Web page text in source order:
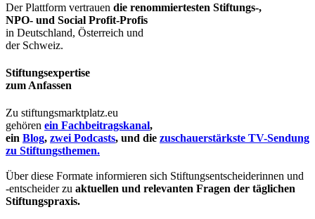
Der Plattform vertrauen die renommiertesten Stiftungs-,
NPO- und Social Profit-Profis
in Deutschland, Österreich und
der Schweiz.
Stiftungsexpertise
zum Anfassen
Zu stiftungsmarktplatz.eu
gehören ein Fachbeitragskanal,
ein Blog, zwei Podcasts, und die zuschauerstärkste TV-Sendung
zu Stiftungsthemen.
Über diese Formate informieren sich Stiftungsentscheiderinnen und
-entscheider zu aktuellen und relevanten Fragen der täglichen
Stiftungspraxis.